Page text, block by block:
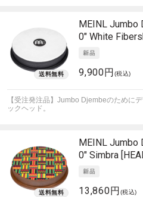
MEINL Jumbo
0" White
9,900円 (税込)
【受注発注品】Jumbo Djembeのために
ックヘッド。
MEINL Jumbo
0" Simbra
13,860円 (税込)